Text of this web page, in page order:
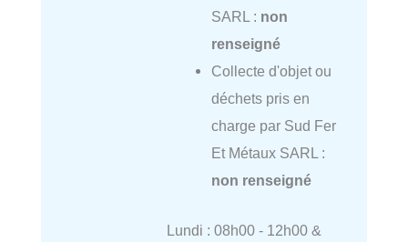
SARL : non
renseigné
Collecte d'objet ou
déchets pris en
charge par Sud Fer
Et Métaux SARL :
non renseigné
Lundi : 08h00 - 12h00 &